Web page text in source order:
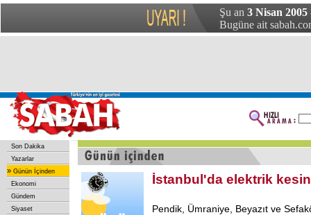
Şu an 3 Nisan 2005
Bugüne ait
Son Dakika
Yazarlar
» Günün İçinden
Ekonomi
Gündem
Siyaset
İstanbul'da elektrik
Pendik, Ümraniye, Beyazıt ve